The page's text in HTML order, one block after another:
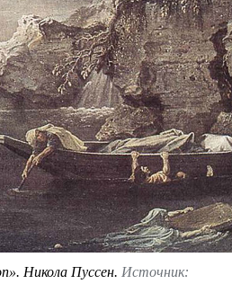
Никола Пуссен. Источник: